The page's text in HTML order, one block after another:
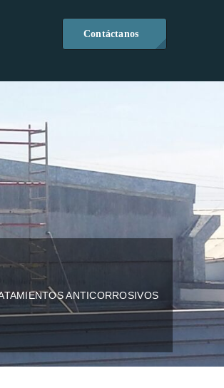
Contáctanos
ANTICORROSIVOS